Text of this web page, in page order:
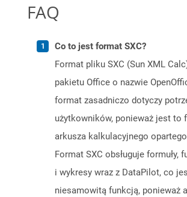
FAQ
Co to jest format SXC?
Format pliku SXC (Sun XML
pakietu Office o nazwie
format zasadniczo dotyczy
użytkowników, ponieważ jest to
arkusza kalkulacyjnego
Format SXC obsługuje formuły,
i wykresy wraz z DataPilot, co
niesamowitą funkcją, ponieważ